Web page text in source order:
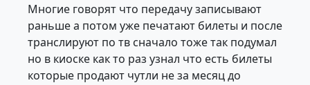
Многие говорят что передачу записывают
раньше а потом уже печатают билеты и после
транслируют по тв сначало тоже так подумал
но в киоске как то раз узнал что есть билеты
которые продают чутли не за месяц до